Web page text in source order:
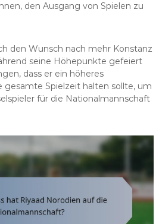
den Ausgang von Spielen zu
den Wunsch nach mehr Konstanz
seine Höhepunkte gefeiert
dass er ein höheres
gesamte Spielzeit halten sollte, um
für die Nationalmannschaft